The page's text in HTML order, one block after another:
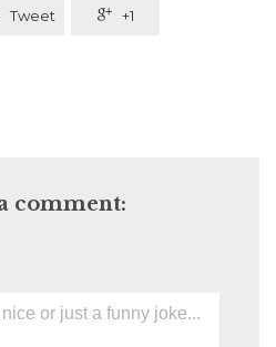
Tweet  +1
comment: